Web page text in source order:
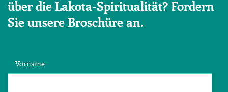
über die Lakota-Spiritualität? Fordern
Sie unsere Broschüre an.
Vorname